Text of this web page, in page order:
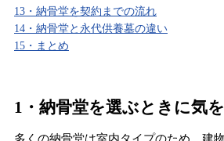
13・納骨堂を契約までの流れ
14・納骨堂と永代供養墓の違い
15・まとめ
1・納骨堂を選ぶときに気を
多くの納骨堂は室内タイプのため、建